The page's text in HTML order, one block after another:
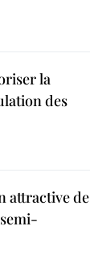
la
des
attractive de